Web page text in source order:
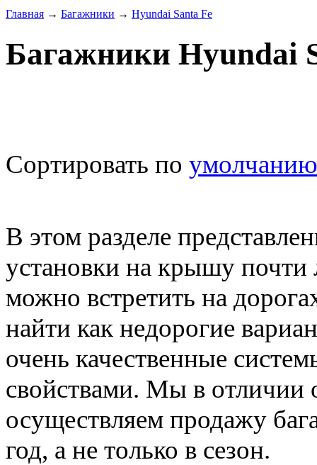
Главная → Багажники → Hyundai Santa Fe
Багажники Hyundai
Сортировать по умолчанию
В этом разделе
установки на крышу
можно встретить на
найти как недорогие
очень качественные
свойствами. Мы в отличии
осуществляем продажу
год, а не только в сезон.